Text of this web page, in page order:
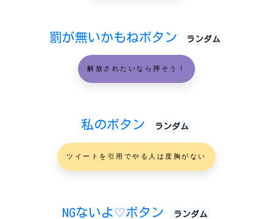
罰が無いかもねボタン ランダム
解放されたいなら押そう！
私のボタン ランダム
ツイートを引用でやる人は度胸がない
NGないよ♡ボタン ランダム